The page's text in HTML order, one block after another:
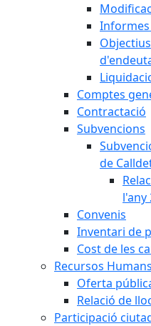
Comptes
Contractació
Subvencions
de
l'any
Convenis
Inventari de
Cost de les
Recursos Humans
Oferta
Relació de
Participació